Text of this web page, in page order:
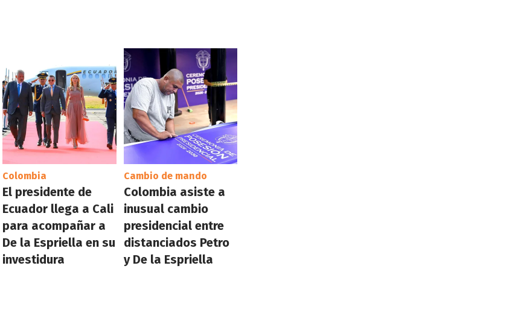
Colombia
El presidente de
Ecuador llega a Cali
para acompañar a
De la Espriella en su
investidura
Cambio de mando
Colombia asiste a
inusual cambio
presidencial entre
distanciados Petro
y De la Espriella